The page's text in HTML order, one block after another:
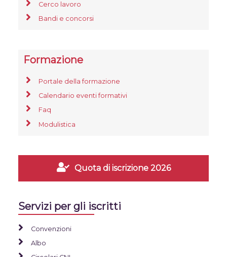
Cerco lavoro
Bandi e concorsi
Formazione
Portale della formazione
Calendario eventi formativi
Faq
Modulistica
Quota di iscrizione 2026
Servizi per gli iscritti
Convenzioni
Albo